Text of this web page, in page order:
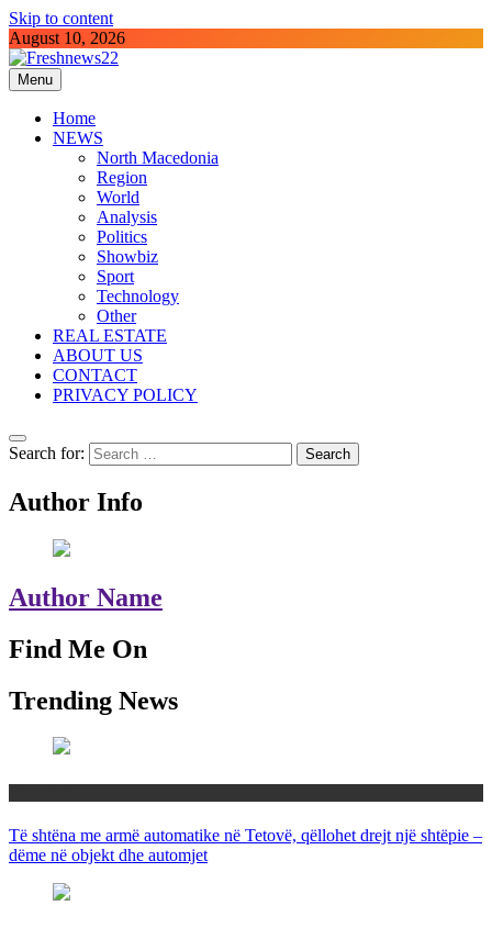
Skip to content
August 10, 2026
Freshnews22
Best News Website in North Macedonia
Menu
Home
NEWS
North Macedonia
Region
World
Analysis
Politics
Showbiz
Sport
Technology
Other
REAL ESTATE
ABOUT US
CONTACT
PRIVACY POLICY
Search for:
Author Info
Author Name
Find Me On
Trending News
Të shtëna me armë automatike në Tetovë, qëllohet drejt një shtëpie –
dëme në objekt dhe automjet